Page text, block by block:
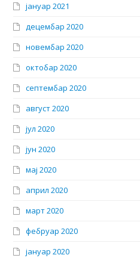
јануар 2021
децембар 2020
новембар 2020
октобар 2020
септембар 2020
август 2020
јул 2020
јун 2020
мај 2020
април 2020
март 2020
фебруар 2020
јануар 2020